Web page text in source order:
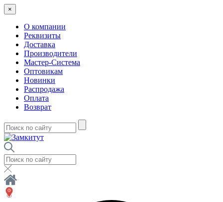
×
О компании
Реквизиты
Доставка
Производители
Мастер-Система
Оптовикам
Новинки
Распродажа
Оплата
Возврат